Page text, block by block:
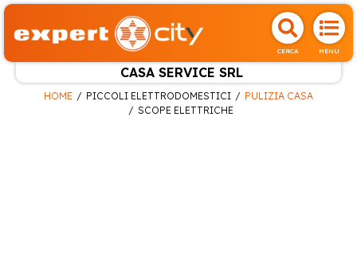
CERCA MENU
CASA SERVICE SRL
HOME PICCOLI ELETTRODOMESTICI
PULIZIA CASA
SCOPE ELETTRICHE